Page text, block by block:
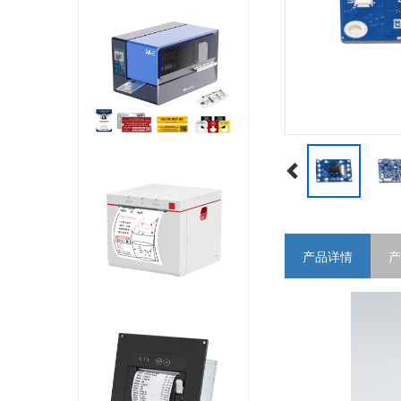
产品详情